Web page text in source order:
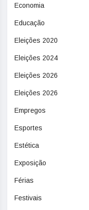
Economia
Educação
Eleições 2020
Eleições 2024
Eleições 2026
Eleições 2026
Empregos
Esportes
Estética
Exposição
Férias
Festivais